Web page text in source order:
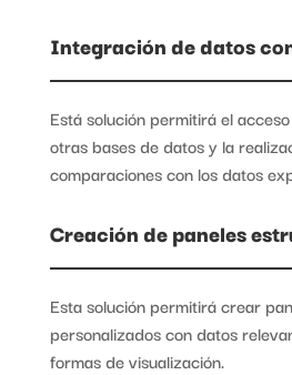
Integración de datos
Está solución permitirá el
otras bases de datos y la
comparaciones con los datos
Creación de paneles
Esta solución permitirá crear
personalizados con datos
formas de visualización.